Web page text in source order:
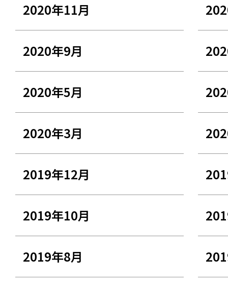
2020年11月
2020年9月
2020年5月
2020年3月
2019年12月
2019年10月
2019年8月